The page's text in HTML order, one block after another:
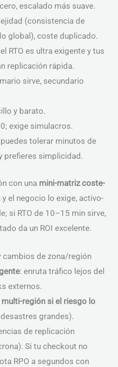
escalado más suave.
(consistencia de
global), coste duplicado.
RTO es ultra exigente y tus
replicación rápida.
sirve, secundario
y barato.
0; exige simulacros.
tolerar minutos de
prefieres simplicidad.
con una mini-matriz coste-
y el negocio lo exige, activo-
si RTO de 10–15 min sirve,
da un ROI excelente.
cambios de zona/región
: enruta tráfico lejos del
externos.
región si el riesgo lo
grandes).
de replicación
Si tu checkout no
RPO a segundos con